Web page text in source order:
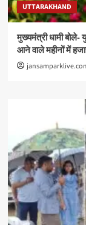
UTTARAKHAND
मुख्यमंत्री धामी बोले-
आने वाले महीनों में